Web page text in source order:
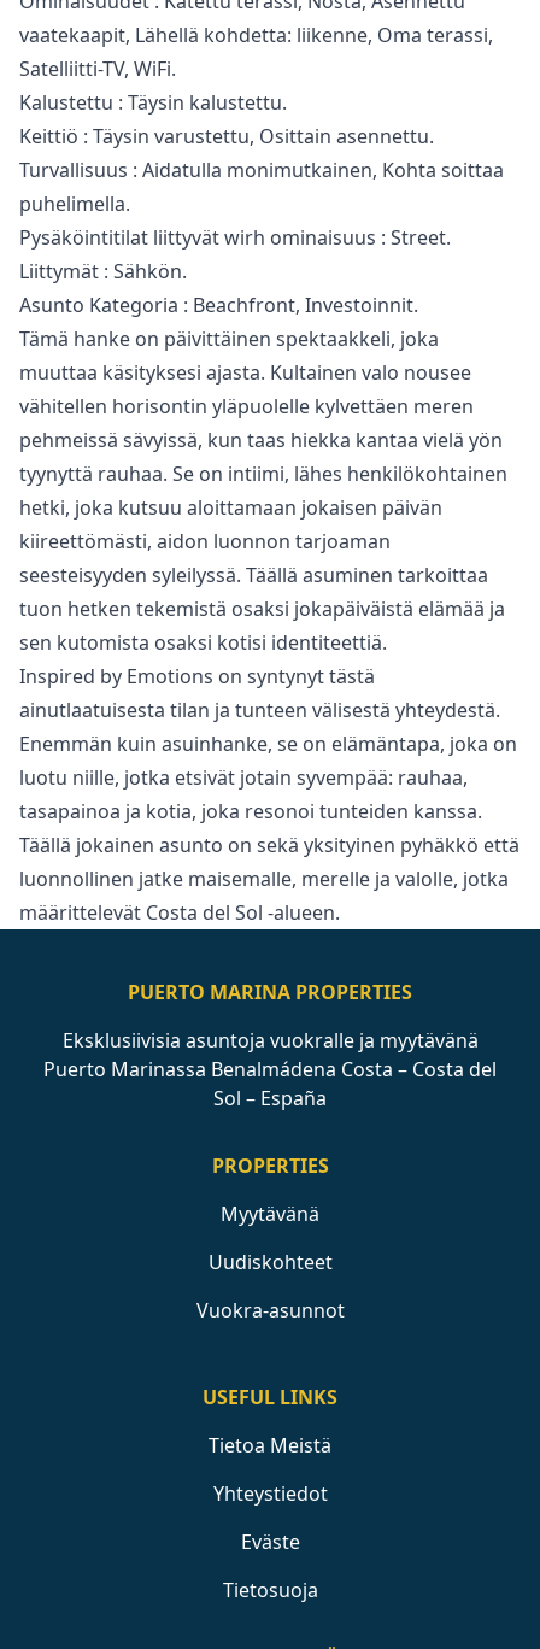
vaatekaapit, Lähellä kohdetta: liikenne, ‌Oma ‌terassi,
‌Satelliitti-TV, ‌WiFi.
Kalustettu ‌: Täysin kalustettu.
Keittiö : Täysin ‌varustettu, ‌Osittain ‌asennettu.
Turvallisuus : Aidatulla ‌monimutkainen, ‌Kohta ‌soittaa
‌puhelimella.
Pysäköintitilat liittyvät ‌wirh ominaisuus : ‌Street.
Liittymät ‌: ‌Sähkön.
Asunto ‌Kategoria ‌: ‌Beachfront, ‌Investoinnit.
Tämä hanke on päivittäinen spektaakkeli, joka
muuttaa käsityksesi ajasta. Kultainen valo nousee
vähitellen horisontin yläpuolelle kylvettäen meren
pehmeissä sävyissä, kun taas hiekka kantaa vielä yön
tyynyttä rauhaa. Se on intiimi, lähes henkilökohtainen
hetki, joka kutsuu aloittamaan jokaisen päivän
kiireettömästi, aidon luonnon tarjoaman
seesteisyyden syleilyssä. Täällä asuminen tarkoittaa
tuon hetken tekemistä osaksi jokapäiväistä elämää ja
sen kutomista osaksi kotisi identiteettiä.
Inspired by Emotions on syntynyt tästä
ainutlaatuisesta tilan ja tunteen välisestä yhteydestä.
Enemmän kuin asuinhanke, se on elämäntapa, joka on
luotu niille, jotka etsivät jotain ‌syvempää: ‌rauhaa,
‌tasapainoa ‌ja ‌kotia, joka resonoi tunteiden kanssa.
‌Täällä ‌jokainen ‌asunto on sekä ‌yksityinen ‌pyhäkkö ‌että
‌luonnollinen jatke ‌maisemalle, merelle ja ‌valolle, ‌jotka
‌määrittelevät ‌Costa ‌del ‌Sol ‌-alueen.
PUERTO MARINA PROPERTIES
Eksklusiivisia asuntoja vuokralle ja myytävänä
Puerto Marinassa Benalmádena Costa – Costa del
Sol – España
PROPERTIES
Myytävänä
Uudiskohteet
Vuokra-asunnot
USEFUL LINKS
Tietoa Meistä
Yhteystiedot
Eväste
Tietosuoja